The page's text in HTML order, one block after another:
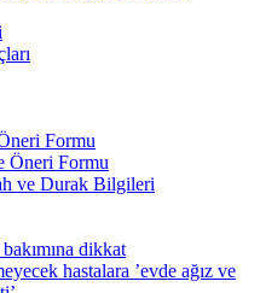
Formu
Öneri Formu
ve Durak Bilgileri
dikkat
hastalara ’evde ağız ve